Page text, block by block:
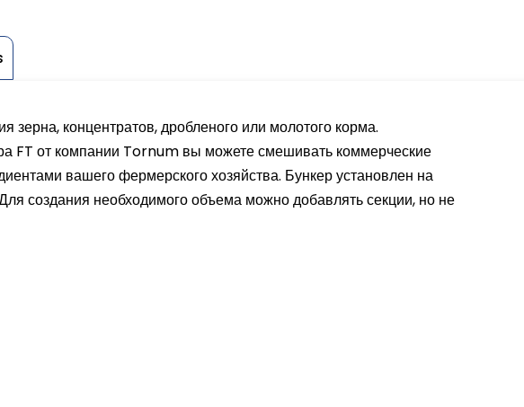
зерна, концентратов, дробленого или молотого корма.
FT от компании Tornum вы можете смешивать коммерческие
вашего фермерского хозяйства. Бункер установлен на
создания необходимого объема можно добавлять секции, но не